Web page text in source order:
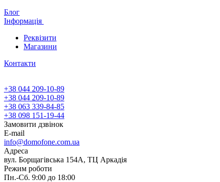
Блог
Інформація
Реквізити
Магазини
Контакти
+38 044 209-10-89
+38 044 209-10-89
+38 063 339-84-85
+38 098 151-19-44
Замовити дзвінок
E-mail
info@domofone.com.ua
Адреса
вул. Борщагівська 154А, ТЦ Аркадія
Режим роботи
Пн.-Сб. 9:00 до 18:00